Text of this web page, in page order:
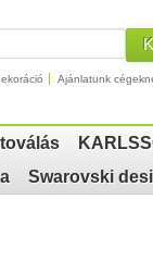
Ajánlatunk
Swarovski